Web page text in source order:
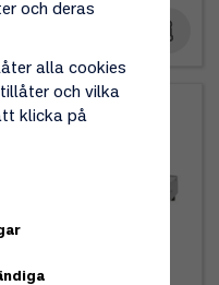
och deras
alla cookies
och vilka
klicka på